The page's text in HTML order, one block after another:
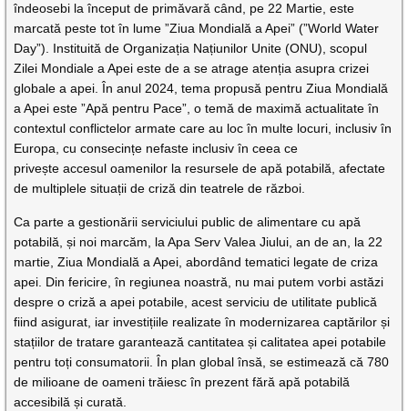
îndeosebi la început de primăvară când, pe 22 Martie, este
marcată peste tot în lume ”Ziua Mondială a Apei” (”World Water
Day”). Instituită de Organizația Națiunilor Unite (ONU), scopul
Zilei Mondiale a Apei este de a se atrage atenția asupra crizei
globale a apei. În anul 2024, tema propusă pentru Ziua Mondială
a Apei este ”Apă pentru Pace”, o temă de maximă actualitate în
contextul conflictelor armate care au loc în multe locuri, inclusiv în
Europa, cu consecințe nefaste inclusiv în ceea ce
privește accesul oamenilor la resursele de apă potabilă, afectate
de multiplele situații de criză din teatrele de război.
Ca parte a gestionării serviciului public de alimentare cu apă
potabilă, și noi marcăm, la Apa Serv Valea Jiului, an de an, la 22
martie, Ziua Mondială a Apei, abordând tematici legate de criza
apei. Din fericire, în regiunea noastră, nu mai putem vorbi astăzi
despre o criză a apei potabile, acest serviciu de utilitate publică
fiind asigurat, iar investițiile realizate în modernizarea captărilor și
stațiilor de tratare garantează cantitatea și calitatea apei potabile
pentru toți consumatorii. În plan global însă, se estimează că 780
de milioane de oameni trăiesc în prezent fără apă potabilă
accesibilă și curată.